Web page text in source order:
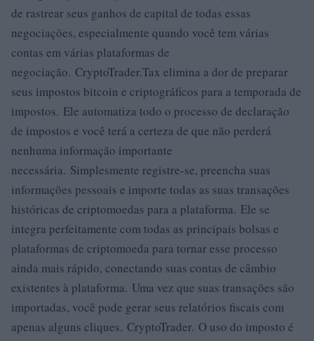
de rastrear seus ganhos de capital de todas essas
negociações, especialmente quando você tem várias
contas em várias plataformas de
negociação. CryptoTrader.Tax elimina a dor de preparar
seus impostos bitcoin e criptográficos para a temporada de
impostos. Ele automatiza todo o processo de declaração
de impostos e você terá a certeza de que não perderá
nenhuma informação importante
necessária. Simplesmente registre-se, preencha suas
informações pessoais e importe todas as suas transações
históricas de criptomoedas para a plataforma. Ele se
integra perfeitamente com todas as principais bolsas e
plataformas de criptomoeda para tornar esse processo
ainda mais rápido, conectando suas contas de câmbio
existentes à plataforma. Uma vez que suas transações são
importadas, você pode gerar seus relatórios fiscais com
apenas alguns cliques. CryptoTrader. O uso do imposto é